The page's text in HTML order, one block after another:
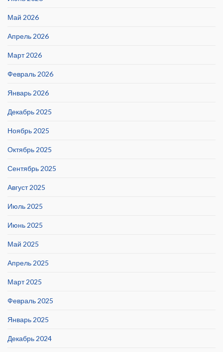
Май 2026
Апрель 2026
Март 2026
Февраль 2026
Январь 2026
Декабрь 2025
Ноябрь 2025
Октябрь 2025
Сентябрь 2025
Август 2025
Июль 2025
Июнь 2025
Май 2025
Апрель 2025
Март 2025
Февраль 2025
Январь 2025
Декабрь 2024